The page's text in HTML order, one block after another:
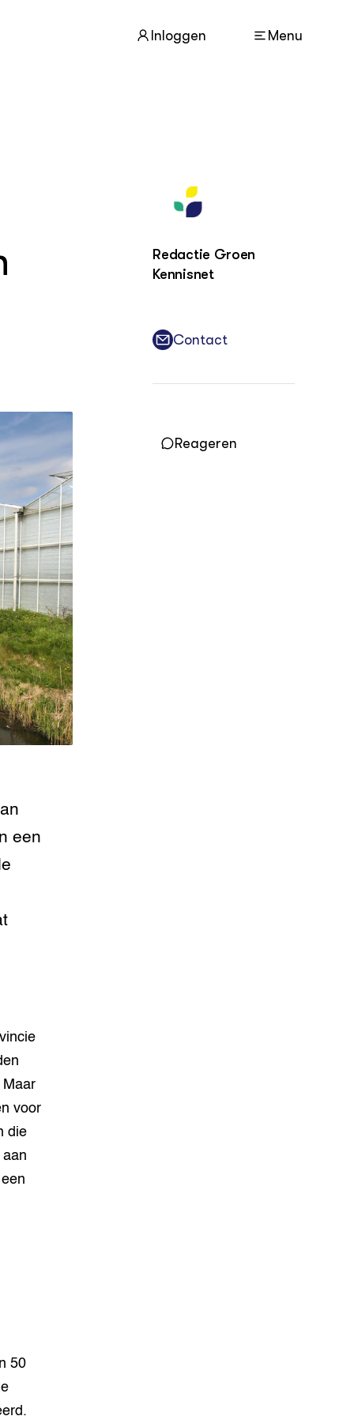
Inloggen Menu
LEREN
Wiki Groen Kennisnet
GROEN KENNISNET
Over ons
Contact
ENGLISH
Search the Knowledge base
een
Maar
voor
die
50
Redactie Groen
Kennisnet
Contact
Reageren